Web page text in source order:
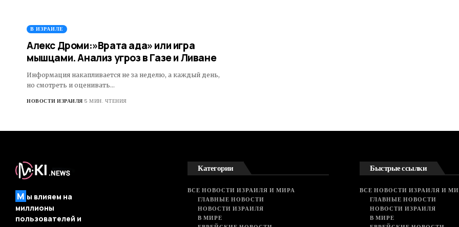
В ИЗРАИЛЕ
Алекс Дроми:»Врата ада» или игра
мышцами. Анализ угроз в Газе и Ливане
Информация накапливается не за неделю, а каждый день,
но смотреть и оценивать…
НОВОСТИ ИЗРАИЛЯ 5 МИН. ЧТЕНИЯ
М ы влияем на
миллионы
пользователей и
Категории
ВСЕ НОВОСТИ ИЗРАИЛЯ И МИРА
ГЛАВНЫЕ НОВОСТИ
НОВОСТИ ИЗРАИЛЯ
В МИРЕ
Быстрые ссылки
ВСЕ НОВОСТИ ИЗРАИЛЯ И
ГЛАВНЫЕ НОВОСТИ
НОВОСТИ ИЗРАИЛЯ
В МИРЕ